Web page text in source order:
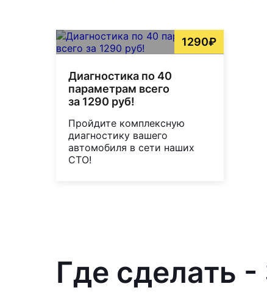
1290₽
Диагностика по 40
параметрам всего
за 1290 руб!
Пройдите комплексную
диагностику вашего
автомобиля в сети наших
СТО!
Где сделать